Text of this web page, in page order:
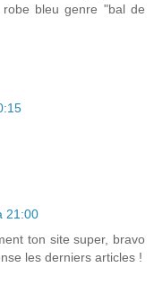
bleu genre "bal de
21:00
ton site super, bravo
les derniers articles !